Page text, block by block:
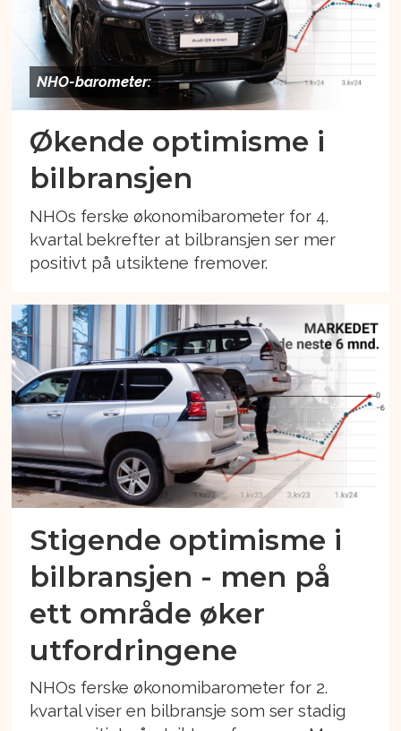
NHO-barometer:
Økende optimisme i
bilbransjen
NHOs ferske økonomibarometer for 4.
kvartal bekrefter at bilbransjen ser mer
positivt på utsiktene fremover.
Stigende optimisme i
bilbransjen - men på
ett område øker
utfordringene
NHOs ferske økonomibarometer for 2.
kvartal viser en bilbransje som ser stadig